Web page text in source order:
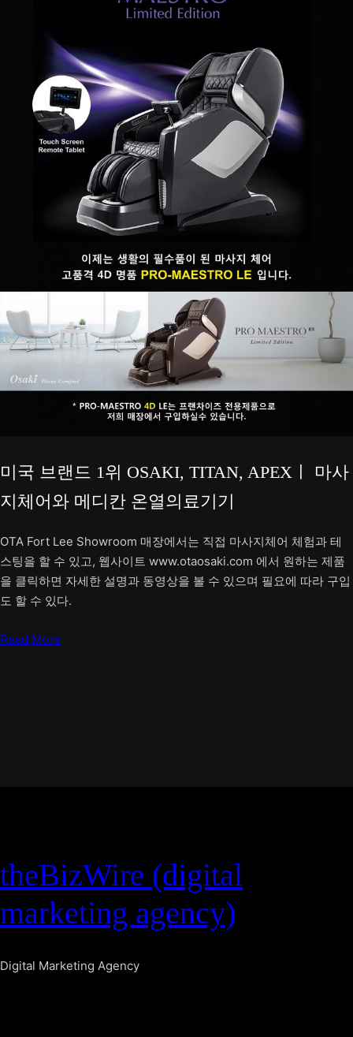
미국 브랜드 1위 OSAKI, TITAN, APEXㅣ 마사
지체어와 메디칸 온열의료기기
OTA Fort Lee Showroom 매장에서는 직접 마사지체어 체험과 테
스팅을 할 수 있고, 웹사이트 www.otaosaki.com 에서 원하는 제품
을 클릭하면 자세한 설명과 동영상을 볼 수 있으며 필요에 따라 구입
도 할 수 있다.
Read More
theBizWire (digital
marketing agency)
Digital Marketing Agency